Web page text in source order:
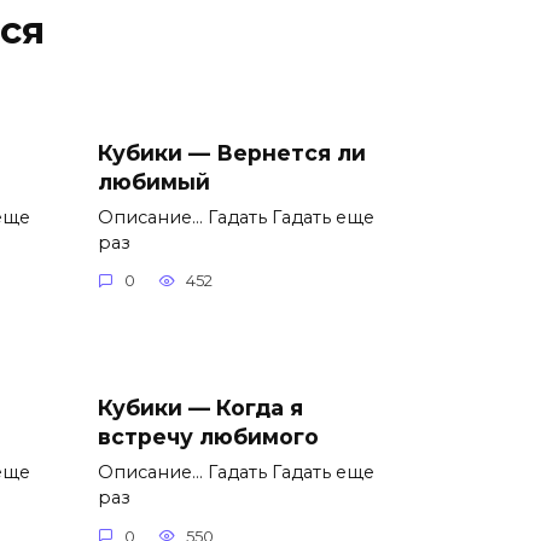
Кубики — Вернется ли
любимый
Описание… Гадать Гадать еще
раз
0 452
Кубики — Когда я
встречу любимого
Описание… Гадать Гадать еще
раз
0 550